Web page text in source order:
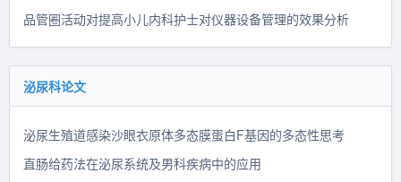
品管圈活动对提高小儿内科护士对仪器设备管理的效果分析
泌尿科论文
泌尿生殖道感染沙眼衣原体多态膜蛋白F基因的多态性思考
直肠给药法在泌尿系统及男科疾病中的应用